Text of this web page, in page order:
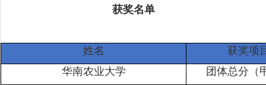
获奖名单
姓名
获奖项
华南农业大学
团体总分（